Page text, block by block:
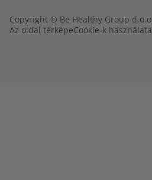
Copyright © Be Healthy Group
Az oldal térképeCookie-k használata